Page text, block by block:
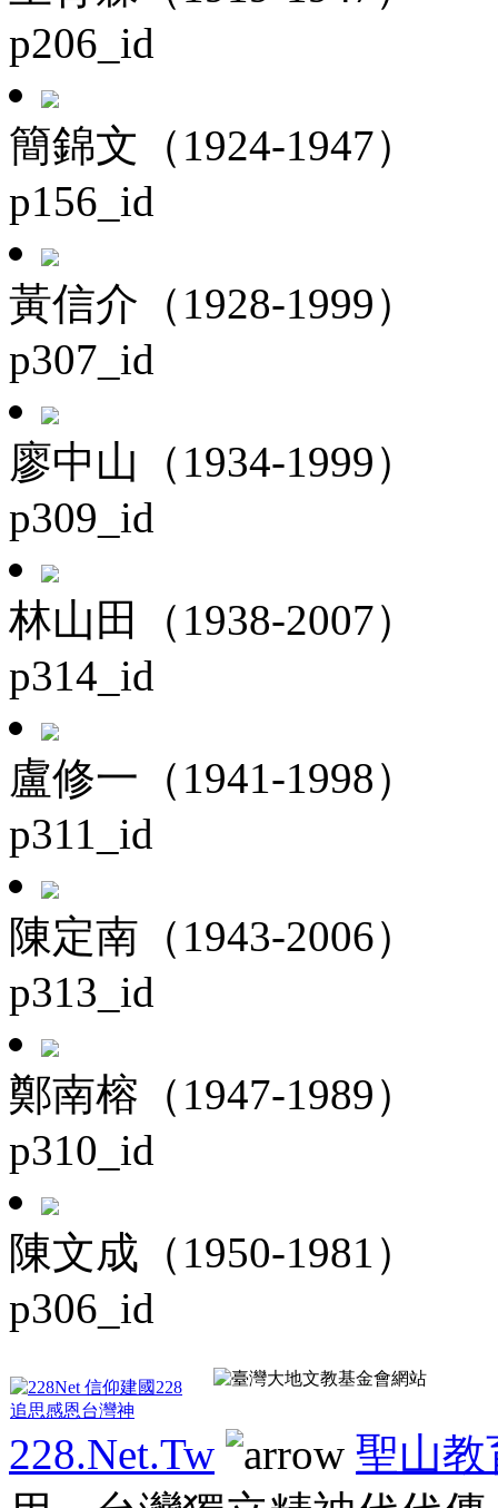
p206_id
簡錦文（1924-1947）
p156_id
黃信介（1928-1999）
p307_id
廖中山（1934-1999）
p309_id
林山田（1938-2007）
p314_id
盧修一（1941-1998）
p311_id
陳定南（1943-2006）
p313_id
鄭南榕（1947-1989）
p310_id
陳文成（1950-1981）
p306_id
228.Net.Tw
聖山教